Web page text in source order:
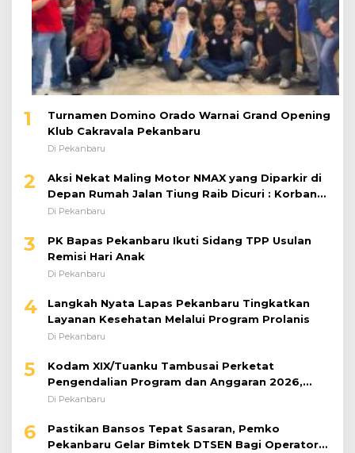
1
Turnamen Domino Orado Warnai Grand Opening
Klub Cakravala Pekanbaru
Di Pekanbaru
2
Aksi Nekat Maling Motor NMAX yang Diparkir di
Depan Rumah Jalan Tiung Raib Dicuri : Korban
Minta Pelaku Ditangkap Pihak Kepolisian
Di Pekanbaru
3
PK Bapas Pekanbaru Ikuti Sidang TPP Usulan
Remisi Hari Anak
Di Pekanbaru
4
Langkah Nyata Lapas Pekanbaru Tingkatkan
Layanan Kesehatan Melalui Program Prolanis
Di Pekanbaru
5
Kodam XIX/Tuanku Tambusai Perketat
Pengendalian Program dan Anggaran 2026,
Pastikan Kinerja Tepat Sasaran
Di Pekanbaru
6
Pastikan Bansos Tepat Sasaran, Pemko
Pekanbaru Gelar Bimtek DTSEN Bagi Operator